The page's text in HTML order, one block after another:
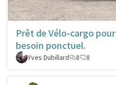
Prêt de Vélo-cargo pour
besoin ponctuel.
Yves Dubillard
8 8